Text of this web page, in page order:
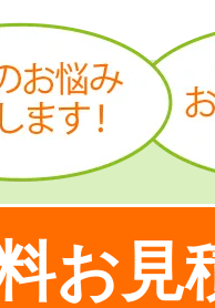
お見